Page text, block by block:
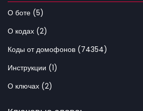
О боте (5)
О кодах (2)
Коды от домофонов (74354)
Инструкции (1)
О ключах (2)